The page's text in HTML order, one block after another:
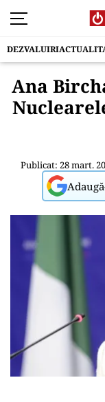
DEZVALUIRI
Ana
Publicat: 28 mart.